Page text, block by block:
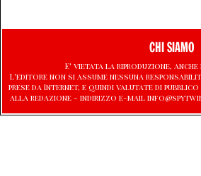
CHI SIAMO
E' vietata la riproduzione, anche
L'editore non si assume nessuna
prese da Internet, e quindi valutate di
alla redazione - indirizzo e-mail